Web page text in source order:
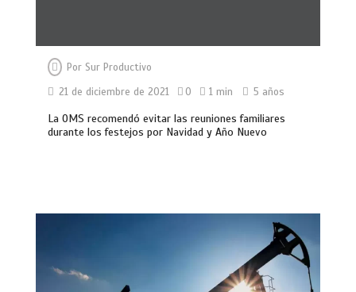
Por Sur Productivo
21 de diciembre de 2021
0 1 min 5 años
La OMS recomendó evitar las reuniones familiares
durante los festejos por Navidad y Año Nuevo